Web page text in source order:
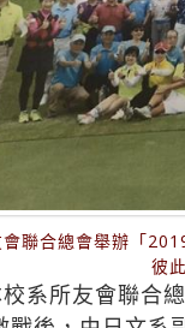
聯合總會舉辦「
彼
校系所友會聯